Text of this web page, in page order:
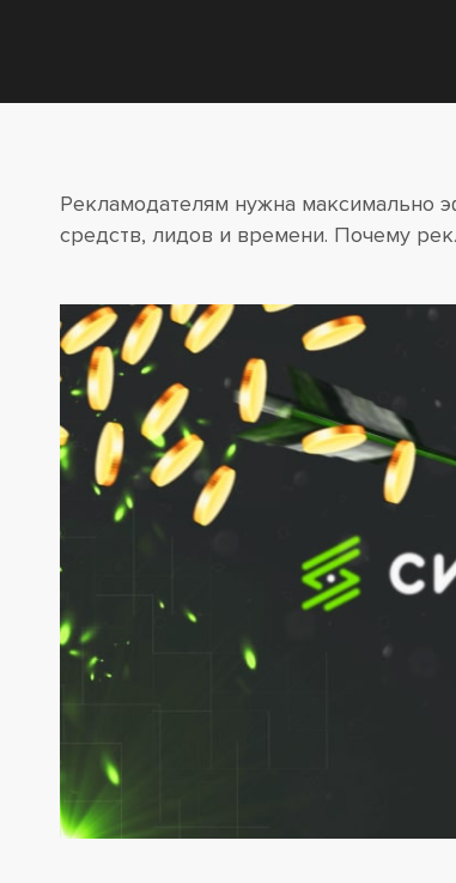
Рекламодателям нужна максимально
средств, лидов и времени. Почему